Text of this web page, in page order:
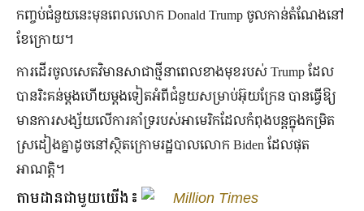
កញ្ចប់ជំនួយនេះមុនពេល​លោក Donald Trump ចូល​កាន់​តំណែង​នៅ​
ខែ​ក្រោយ។
ការដើរចូលសេតវិមានសាជាថ្មីនាពេលខាងមុខរបស់ Trump ដែល
បានរិះគន់ម្តងហើយម្តងទៀតអំពីជំនួយសម្រាប់អ៊ុយក្រែន បានធ្វើឱ្យ
មានការសង្ស័យលើការគាំទ្ររបស់អាមេរិកដែលកំពុងបន្តក្នុងកម្រិត
ស្រដៀងគ្នាដូចនៅស្ថិតក្រោមរដ្ឋបាលលោក Biden ដែលផុត
អាណត្តិ។
តាមដានជាមួយយើង៖ Million Times